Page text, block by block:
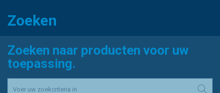
Zoeken
Zoeken naar producten voor uw
toepassing.